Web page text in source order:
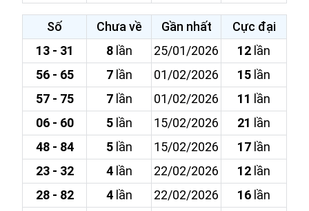
Số Chưa về Gần nhất
Cực đại
13 - 31
8lần 25/01/2026 12 lần
56 - 65
7lần 01/02/2026 15 lần
57 - 75
7lần 01/02/2026 11 lần
06 - 60
5lần 15/02/2026 21 lần
48 - 84
5lần 15/02/2026 17 lần
23 - 32
4lần 22/02/2026 12 lần
28 - 82
4lần 22/02/2026 16 lần